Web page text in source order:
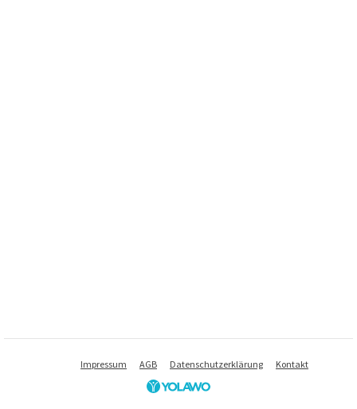
Impressum AGB Datenschutzerklärung Kontakt